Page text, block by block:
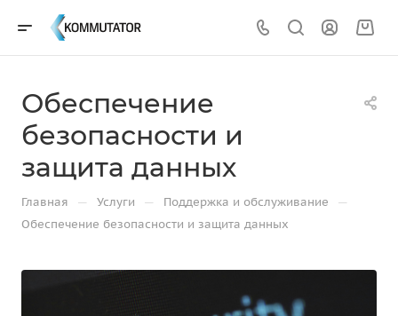
Обеспечение
безопасности и
защита данных
Главная — Услуги — Поддержка и обслуживание —
Обеспечение безопасности и защита данных